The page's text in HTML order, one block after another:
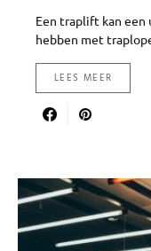
Een traplift kan
hebben met
LEES MEER